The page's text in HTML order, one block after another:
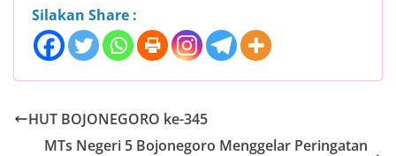
Silakan Share :
HUT BOJONEGORO ke-345
MTs Negeri 5 Bojonegoro Menggelar Peringatan